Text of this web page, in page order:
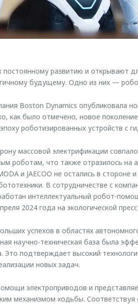
постоянному развитию и открывают
будущему. Одно из них —
Boston Dynamics опубликовала
как было отмечено, новое
роботизированных устройств с
массовой электрификации
роботам, что также отразилось на
и JAECOO не остались в стороне
В сотрудничестве с
интеллектуальный робот-
2024 года на экологической
успехов в областях
научно-техническая база была
подтверждает высокий
новых задач.
электроприводов и
механизмом ходьбы.